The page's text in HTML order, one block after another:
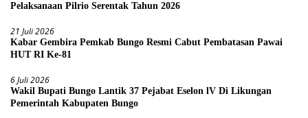
Pelaksanaan Pilrio Serentak Tahun 2026
21 Juli 2026
Kabar Gembira Pemkab Bungo Resmi Cabut Pembatasan Pawai
HUT RI Ke-81
6 Juli 2026
Wakil Bupati Bungo Lantik 37 Pejabat Eselon lV Di Likungan
Pemerintah Kabupaten Bungo